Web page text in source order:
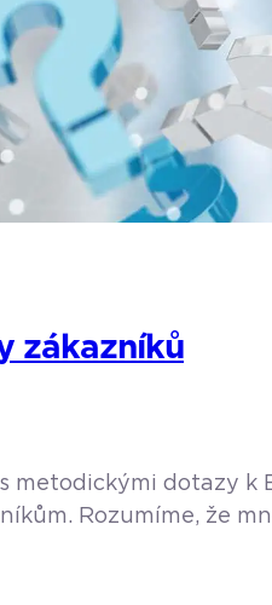
zákazníků
metodickými dotazy
Rozumíme, že